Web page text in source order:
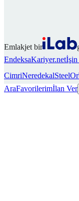
Emlakjet bir
EndeksaKariyer.netİşin
CimriNeredekal
AraFavorilerimİlan Ver